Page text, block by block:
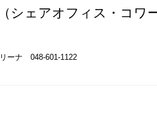
シェアオフィス・コワ
ーナ 048-601-1122